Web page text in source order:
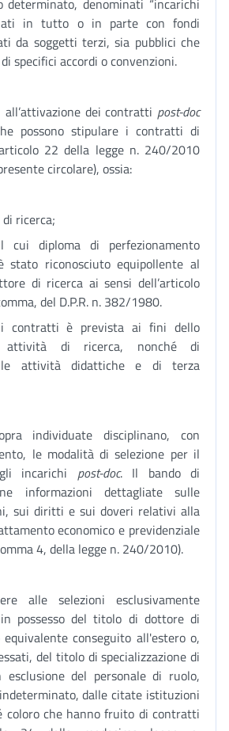
denominati “incarichi
in tutto o in parte con fondi
da soggetti terzi, sia pubblici che
specifici accordi o convenzioni.
dei contratti post-doc
possono stipulare i contratti di
22 della legge n. 240/2010
circolare), ossia:
ricerca;
cui diploma di perfezionamento
stato riconosciuto equipollente al
di ricerca ai sensi dell’articolo
del D.P.R. n. 382/1980.
contratti è prevista ai fini dello
attività di ricerca, nonché di
attività didattiche e di terza
individuate disciplinano, con
le modalità di selezione per il
incarichi post-doc. Il bando di
informazioni dettagliate sulle
sui diritti e sui doveri relativi alla
economico e previdenziale
4, della legge n. 240/2010).
alle selezioni esclusivamente
possesso del titolo di dottore di
conseguito all'estero o,
del titolo di specializzazione di
esclusione del personale di ruolo,
dalle citate istituzioni
coloro che hanno fruito di contratti